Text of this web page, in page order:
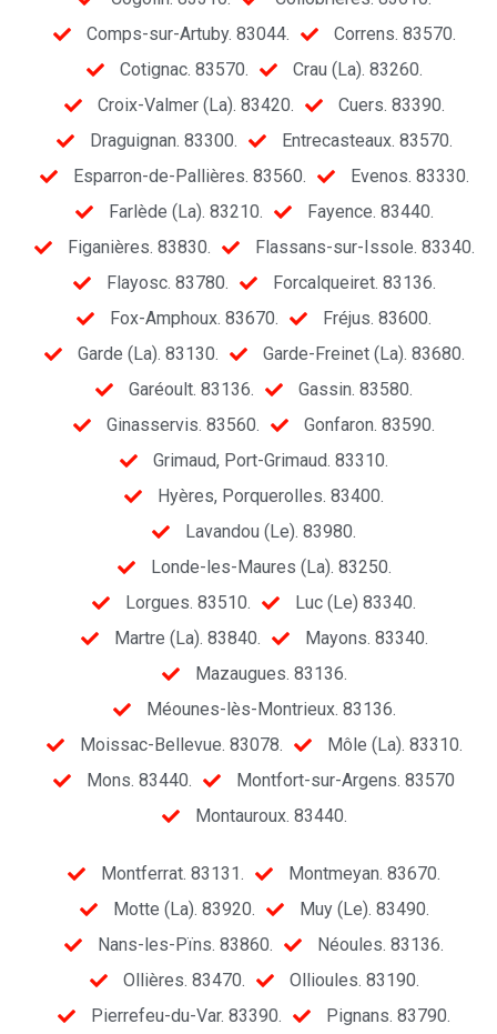
Comps-sur-Artuby. 83044.
Correns. 83570.
Cotignac. 83570.
Crau (La). 83260.
Croix-Valmer (La). 83420.
Cuers. 83390.
Draguignan. 83300.
Entrecasteaux. 83570.
Esparron-de-Pallières. 83560.
Evenos. 83330.
Farlède (La). 83210.
Fayence. 83440.
Figanières. 83830.
Flassans-sur-Issole. 83340.
Flayosc. 83780.
Forcalqueiret. 83136.
Fox-Amphoux. 83670.
Fréjus. 83600.
Garde (La). 83130.
Garde-Freinet (La). 83680.
Garéoult. 83136.
Gassin. 83580.
Ginasservis. 83560.
Gonfaron. 83590.
Grimaud, Port-Grimaud. 83310.
Hyères, Porquerolles. 83400.
Lavandou (Le). 83980.
Londe-les-Maures (La). 83250.
Lorgues. 83510.
Luc (Le) 83340.
Martre (La). 83840.
Mayons. 83340.
Mazaugues. 83136.
Méounes-lès-Montrieux. 83136.
Moissac-Bellevue. 83078.
Môle (La). 83310.
Mons. 83440.
Montfort-sur-Argens. 83570
Montauroux. 83440.
Montferrat. 83131.
Montmeyan. 83670.
Motte (La). 83920.
Muy (Le). 83490.
Nans-les-Pïns. 83860.
Néoules. 83136.
Ollières. 83470.
Ollioules. 83190.
Pierrefeu-du-Var. 83390.
Pignans. 83790.